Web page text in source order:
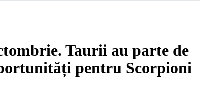
Taurii au parte de
pentru Scorpioni